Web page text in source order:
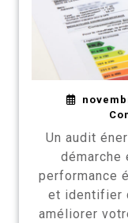
Un audit
démarche
performance
et identifier
améliorer